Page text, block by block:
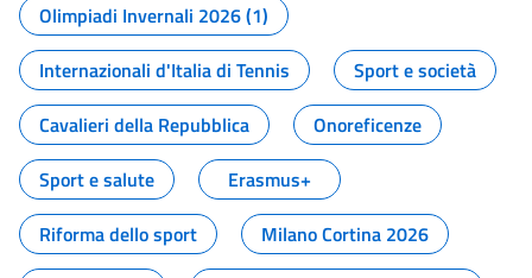
Olimpiadi Invernali 2026 (1)
Internazionali d'Italia di Tennis
Sport e società
Cavalieri della Repubblica
Onoreficenze
Sport e salute
Erasmus+
Riforma dello sport
Milano Cortina 2026